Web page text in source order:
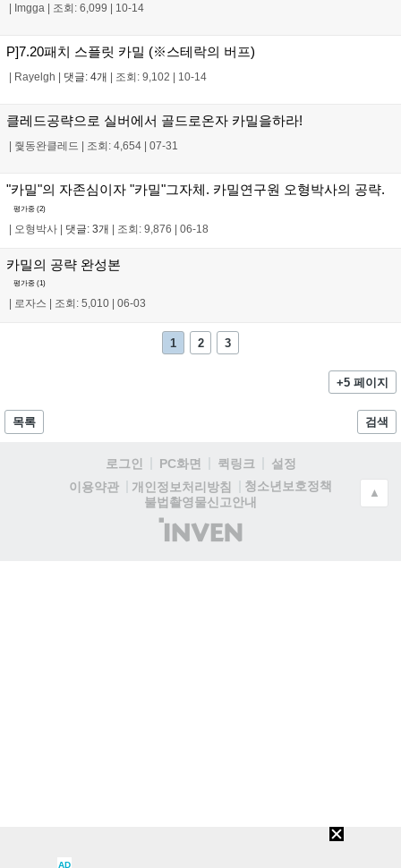
Imgga 조회: 6,099 10-14
P]7.20패치 스플릿 카밀 (※스테락의 버프)
Rayelgh 댓글: 4개 조회: 9,102 10-14
클레드공략으로 실버에서 골드로온자 카밀을하라!
줯동완클레드 조회: 4,654 07-31
"카밀"의 자존심이자 "카밀"그자체. 카밀연구원 오형박사의 공략.
평가중 (2)
| 오형박사 | 댓글: 3개 | 조회: 9,876 | 06-18
카밀의 공략 완성본
평가중 (1)
로자스 조회: 5,010 06-03
1 2 3
+5 페이지
목록 검색
로그인 PC화면 퀵링크
설정
이용약관
개인정보처리방침
청소년보호정책
불법촬영물신고안내
(주)
인
▲
AD